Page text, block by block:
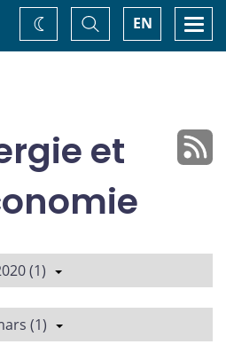
EN
Basculer
la
recherche
Changez
de
et
(1)
(1)